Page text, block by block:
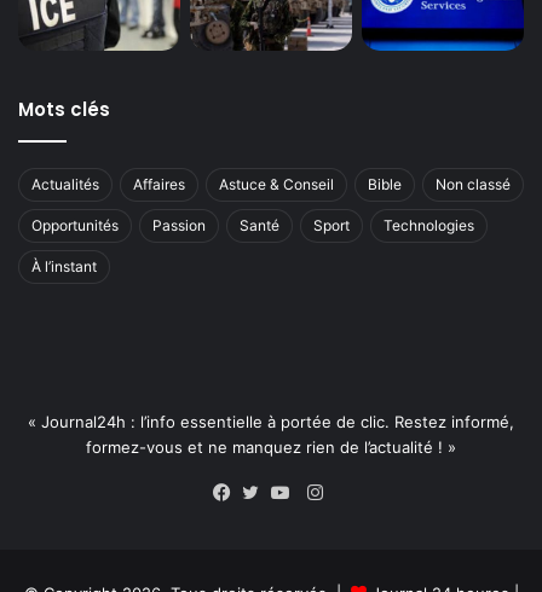
Mots clés
Actualités Affaires Astuce & Conseil Bible Non classé
Opportunités Passion Santé Sport Technologies
À l’instant
« Journal24h : l’info essentielle à portée de clic. Restez informé,
formez-vous et ne manquez rien de l’actualité ! »
Instagram